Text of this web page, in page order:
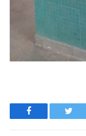
Facebook